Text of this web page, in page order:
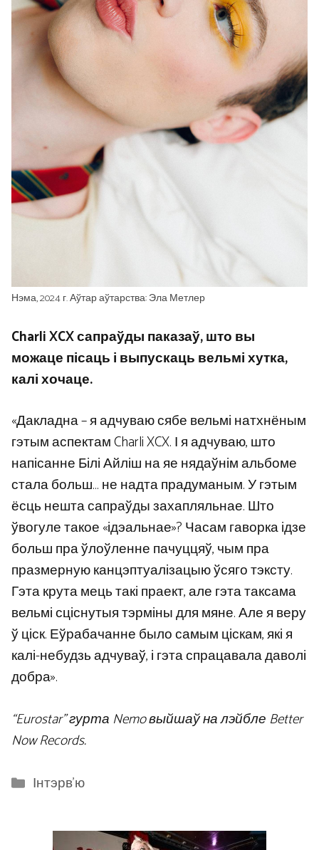
Нэма, 2024 г. Аўтар аўтарства: Эла Метлер
Charli XCX сапраўды паказаў, што вы
можаце пісаць і выпускаць вельмі хутка,
калі хочаце.
«Дакладна – я адчуваю сябе вельмі натхнёным
гэтым аспектам Charli XCX. І я адчуваю, што
напісанне Білі Айліш на яе нядаўнім альбоме
стала больш… не надта прадуманым. У гэтым
ёсць нешта сапраўды захапляльнае. Што
ўвогуле такое «ідэальнае»? Часам гаворка ідзе
больш пра ўлоўленне пачуццяў, чым пра
празмерную канцэптуалізацыю ўсяго тэксту.
Гэта крута мець такі праект, але гэта таксама
вельмі сціснутыя тэрміны для мяне. Але я веру
ў ціск. Еўрабачанне было самым ціскам, які я
калі-небудзь адчуваў, і гэта спрацавала даволі
добра».
“Eurostar” гурта Nemo выйшаў на лэйбле Better
Now Records.
Categories
Інтэрв'ю